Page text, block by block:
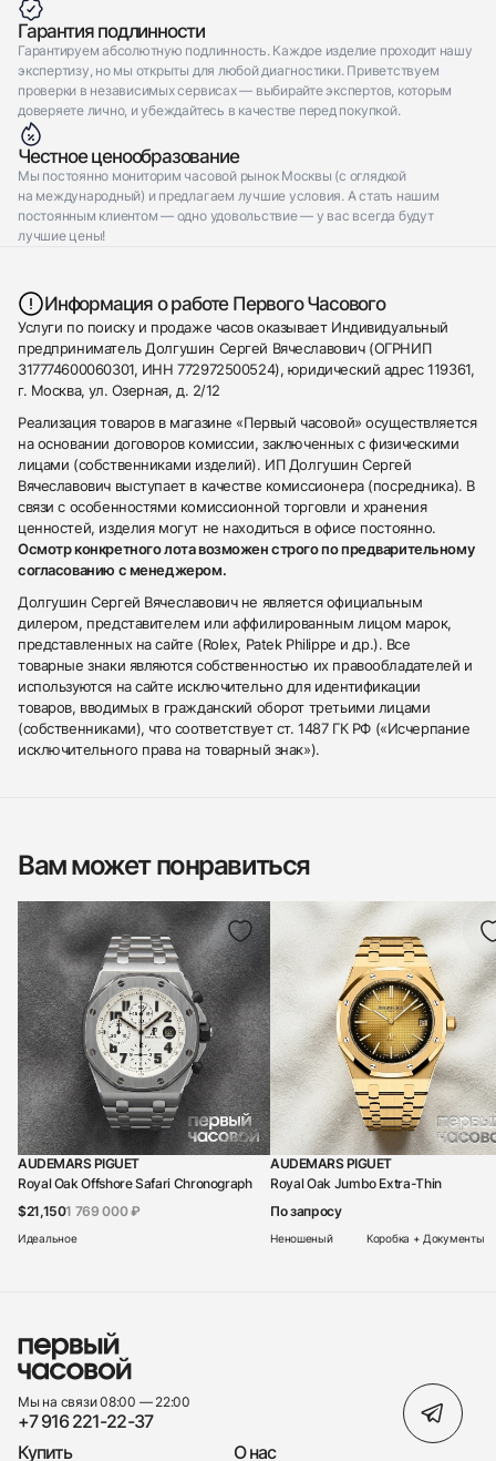
Гарантия подлинности
Гарантируем абсолютную подлинность. Каждое изделие проходит нашу
экспертизу, но мы открыты для любой диагностики. Приветствуем
проверки в независимых сервисах — выбирайте экспертов, которым
доверяете лично, и убеждайтесь в качестве перед покупкой.
Честное ценообразование
Мы постоянно мониторим часовой рынок Москвы (с оглядкой
на международный) и предлагаем лучшие условия. А стать нашим
постоянным клиентом — одно удовольствие — у вас всегда будут
лучшие цены!
Информация о работе Первого Часового
Услуги по поиску и продаже часов оказывает Индивидуальный
предприниматель Долгушин Сергей Вячеславович (ОГРНИП
317774600060301, ИНН 772972500524), юридический адрес 119361,
г. Москва, ул. Озерная, д. 2/12
Реализация товаров в магазине «Первый часовой» осуществляется
на основании договоров комиссии, заключенных с физическими
лицами (собственниками изделий). ИП Долгушин Сергей
Вячеславович выступает в качестве комиссионера (посредника). В
связи с особенностями комиссионной торговли и хранения
ценностей, изделия могут не находиться в офисе постоянно.
Осмотр конкретного лота возможен строго по предварительному
согласованию с менеджером.
Долгушин Сергей Вячеславович не является официальным
дилером, представителем или аффилированным лицом марок,
представленных на сайте (Rolex, Patek Philippe и др.). Все
товарные знаки являются собственностью их правообладателей и
используются на сайте исключительно для идентификации
товаров, вводимых в гражданский оборот третьими лицами
(собственниками), что соответствует ст. 1487 ГК РФ («Исчерпание
исключительного права на товарный знак»).
Вам может понравиться
AUDEMARS PIGUET
Royal Oak Offshore Safari Chronograph
$21,1501 769 000 ₽
Идеальное
AUDEMARS PIGUET
Royal Oak Jumbo Extra-Thin
По запросу
Неношеный Коробка + Документы
Мы на связи 08:00 — 22:00
+7 916 221-22-37
Купить
О нас